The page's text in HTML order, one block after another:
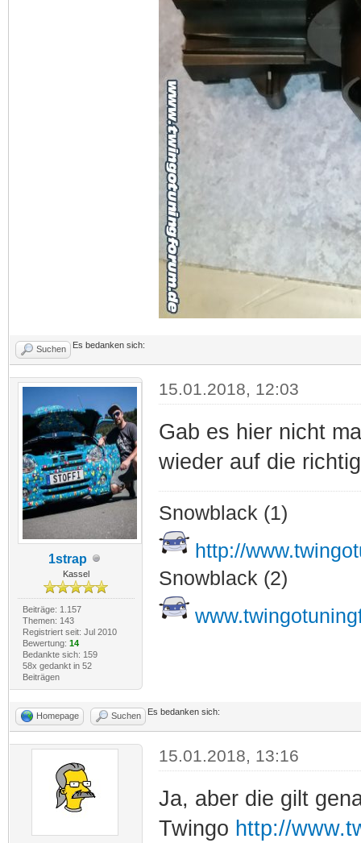
Suchen Es bedanken sich:
1strap
Kassel
Beiträge: 1.157
Themen: 143
Registriert seit: Jul 2010
Bewertung: 14
Bedankte sich: 159
58x gedankt in 52
Beiträgen
15.01.2018, 12:03
Gab es hier nicht
wieder auf die
Snowblack (1)
http://
Snowblack (2)
Homepage Suchen Es bedanken sich:
15.01.2018, 13:16
Ja, aber die gilt
Twingo http://